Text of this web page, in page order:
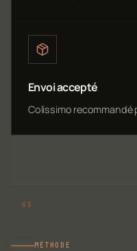
Envoi accepté
Colissimo
MÉTHODE